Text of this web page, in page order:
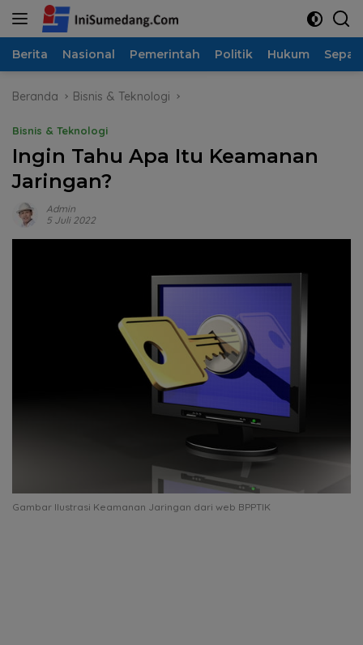
Langsung
Berita Nasional Pemerintah Politik Hukum
Beranda Bisnis & Teknologi
Bisnis & Teknologi
Ingin Tahu Apa Itu Keamanan
Jaringan?
Admin
5 Juli 2022
Gambar Ilustrasi Keamanan Jaringan dari web BPPTIK